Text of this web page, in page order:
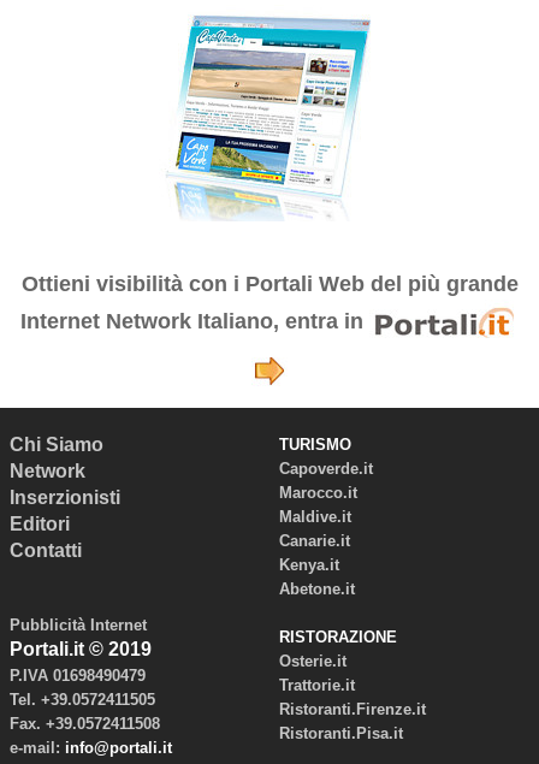
Ottieni visibilità con i Portali Web del più grande
Internet Network Italiano, entra in
Chi Siamo
Network
Inserzionisti
Editori
Contatti
Pubblicità Internet
Portali.it © 2019
P.IVA 01698490479
Tel. +39.0572411505
Fax. +39.0572411508
e-mail: info@portali.it
TURISMO
Capoverde.it
Marocco.it
Maldive.it
Canarie.it
Kenya.it
Abetone.it
RISTORAZIONE
Osterie.it
Trattorie.it
Ristoranti.Firenze.it
Ristoranti.Pisa.it